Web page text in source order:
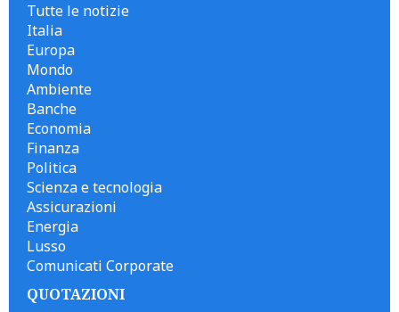
Tutte le notizie
Italia
Europa
Mondo
Ambiente
Banche
Economia
Finanza
Politica
Scienza e tecnologia
Assicurazioni
Energia
Lusso
Comunicati Corporate
QUOTAZIONI